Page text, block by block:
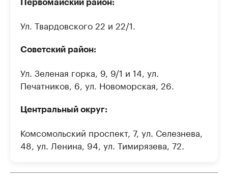
Первомайский район:
Ул. Твардовского 22 и 22/1.
Советский район:
Ул. Зеленая горка, 9, 9/1 и 14, ул.
Печатников, 6, ул. Новоморская, 26.
Центральный округ:
Комсомольский проспект, 7, ул. Селезнева,
48, ул. Ленина, 94, ул. Тимирязева, 72.